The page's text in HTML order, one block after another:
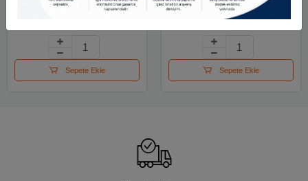
Sepete Ekle
Yeşili
Sepete Ekle